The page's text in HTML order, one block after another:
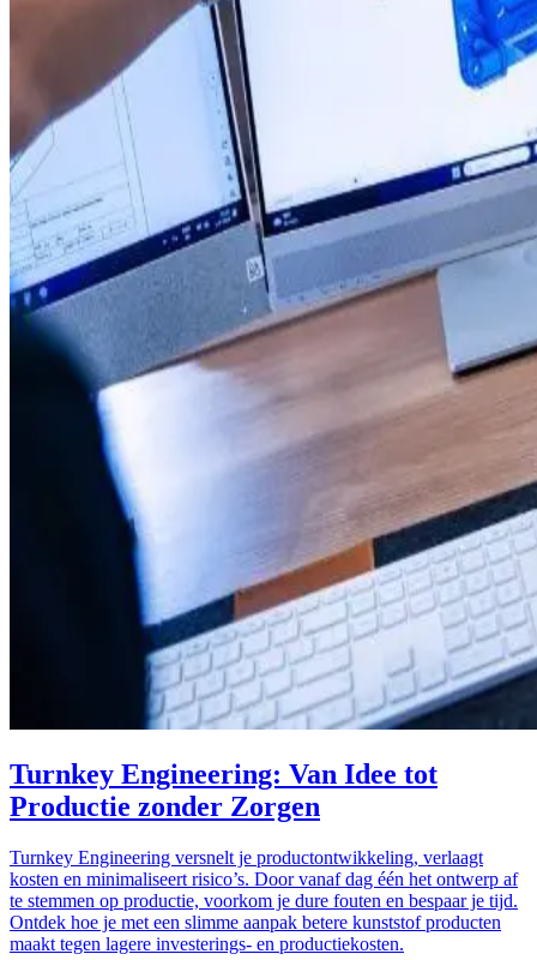
Turnkey Engineering: Van Idee tot
Productie zonder Zorgen
Turnkey Engineering versnelt je productontwikkeling, verlaagt
kosten en minimaliseert risico’s. Door vanaf dag één het ontwerp af
te stemmen op productie, voorkom je dure fouten en bespaar je tijd.
Ontdek hoe je met een slimme aanpak betere kunststof producten
maakt tegen lagere investerings- en productiekosten.